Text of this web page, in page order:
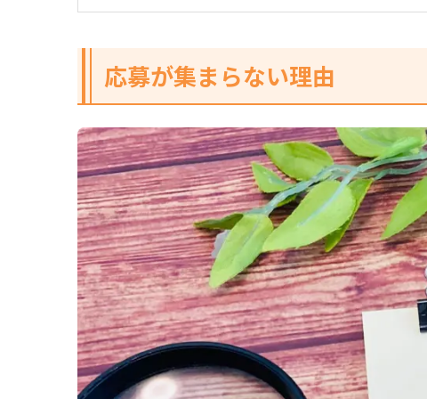
応募が集まらない理由